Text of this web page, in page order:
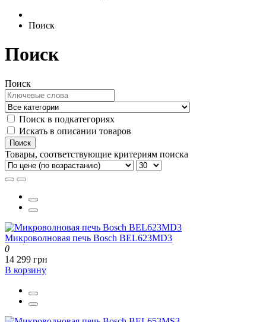
Поиск
Поиск
Поиск
Поиск в подкатегориях
Искать в описании товаров
Товары, соответствующие критериям поиска
Микроволновая печь Bosch BEL623MD3
0
14 299 грн
В корзину